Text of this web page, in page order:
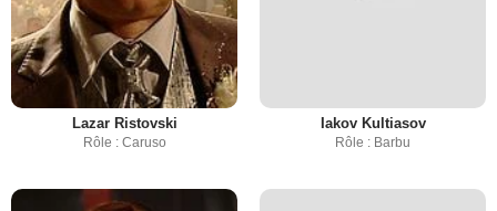
Lazar Ristovski
Rôle : Caruso
Iakov Kultiasov
Rôle : Barbu